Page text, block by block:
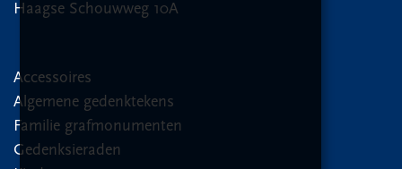
Haagse Schouwweg 10A
Accessoires
Algemene gedenktekens
Familie grafmonumenten
Gedenksieraden